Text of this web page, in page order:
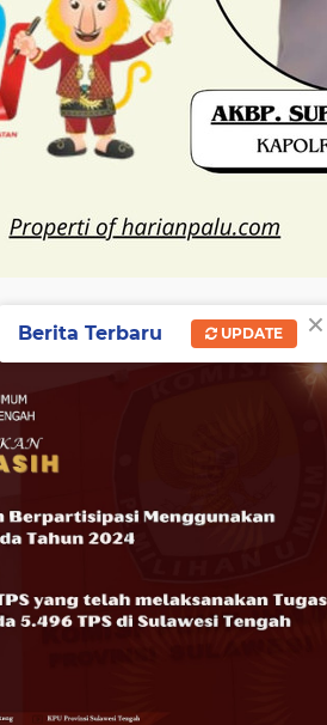
×
Berita Terbaru UPDATE